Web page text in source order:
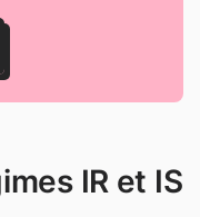
IR et IS